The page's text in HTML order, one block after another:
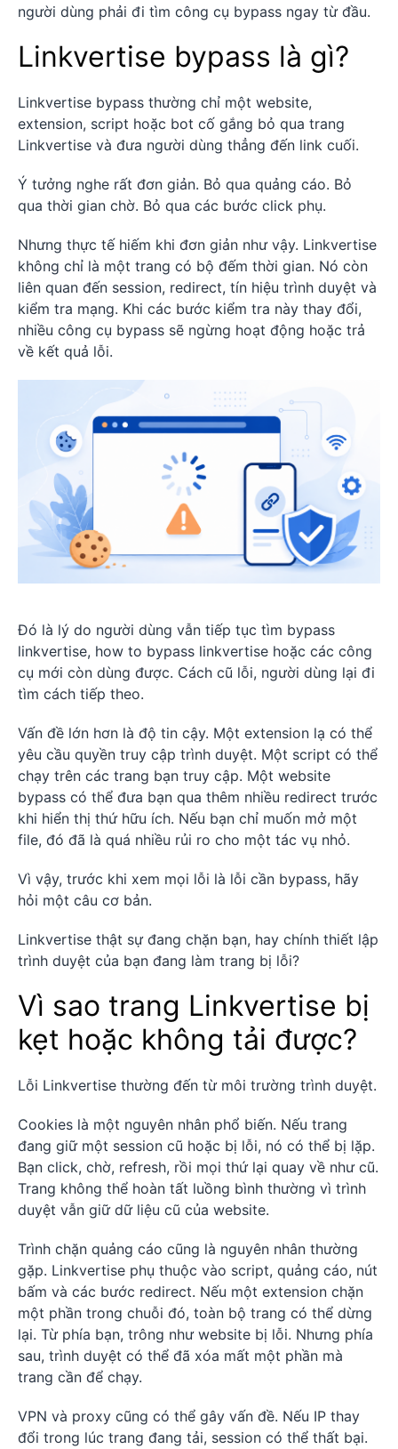
người dùng phải đi tìm công cụ bypass ngay từ đầu.
Linkvertise bypass là gì?
Linkvertise bypass thường chỉ một website,
extension, script hoặc bot cố gắng bỏ qua trang
Linkvertise và đưa người dùng thẳng đến link cuối.
Ý tưởng nghe rất đơn giản. Bỏ qua quảng cáo. Bỏ
qua thời gian chờ. Bỏ qua các bước click phụ.
Nhưng thực tế hiếm khi đơn giản như vậy. Linkvertise
không chỉ là một trang có bộ đếm thời gian. Nó còn
liên quan đến session, redirect, tín hiệu trình duyệt và
kiểm tra mạng. Khi các bước kiểm tra này thay đổi,
nhiều công cụ bypass sẽ ngừng hoạt động hoặc trả
về kết quả lỗi.
Đó là lý do người dùng vẫn tiếp tục tìm bypass
linkvertise, how to bypass linkvertise hoặc các công
cụ mới còn dùng được. Cách cũ lỗi, người dùng lại đi
tìm cách tiếp theo.
Vấn đề lớn hơn là độ tin cậy. Một extension lạ có thể
yêu cầu quyền truy cập trình duyệt. Một script có thể
chạy trên các trang bạn truy cập. Một website
bypass có thể đưa bạn qua thêm nhiều redirect trước
khi hiển thị thứ hữu ích. Nếu bạn chỉ muốn mở một
file, đó đã là quá nhiều rủi ro cho một tác vụ nhỏ.
Vì vậy, trước khi xem mọi lỗi là lỗi cần bypass, hãy
hỏi một câu cơ bản.
Linkvertise thật sự đang chặn bạn, hay chính thiết lập
trình duyệt của bạn đang làm trang bị lỗi?
Vì sao trang Linkvertise bị
kẹt hoặc không tải được?
Lỗi Linkvertise thường đến từ môi trường trình duyệt.
Cookies là một nguyên nhân phổ biến. Nếu trang
đang giữ một session cũ hoặc bị lỗi, nó có thể bị lặp.
Bạn click, chờ, refresh, rồi mọi thứ lại quay về như cũ.
Trang không thể hoàn tất luồng bình thường vì trình
duyệt vẫn giữ dữ liệu cũ của website.
Trình chặn quảng cáo cũng là nguyên nhân thường
gặp. Linkvertise phụ thuộc vào script, quảng cáo, nút
bấm và các bước redirect. Nếu một extension chặn
một phần trong chuỗi đó, toàn bộ trang có thể dừng
lại. Từ phía bạn, trông như website bị lỗi. Nhưng phía
sau, trình duyệt có thể đã xóa mất một phần mà
trang cần để chạy.
VPN và proxy cũng có thể gây vấn đề. Nếu IP thay
đổi trong lúc trang đang tải, session có thể thất bại.